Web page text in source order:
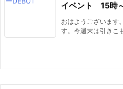
イベント 15時
おはようございます
す。今週末は引きこ